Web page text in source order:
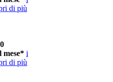
di più
mese* i
di più